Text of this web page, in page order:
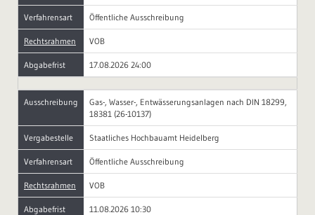
Verfahrensart Öffentliche Ausschreibung
Rechtsrahmen VOB
Abgabefrist 17.08.2026 24:00
Ausschreibung
Gas-, Wasser-, Entwässerungsanlagen nach DIN 18299,
18381 (26-10137)
Vergabestelle Staatliches Hochbauamt Heidelberg
Verfahrensart Öffentliche Ausschreibung
Rechtsrahmen VOB
Abgabefrist 11.08.2026 10:30